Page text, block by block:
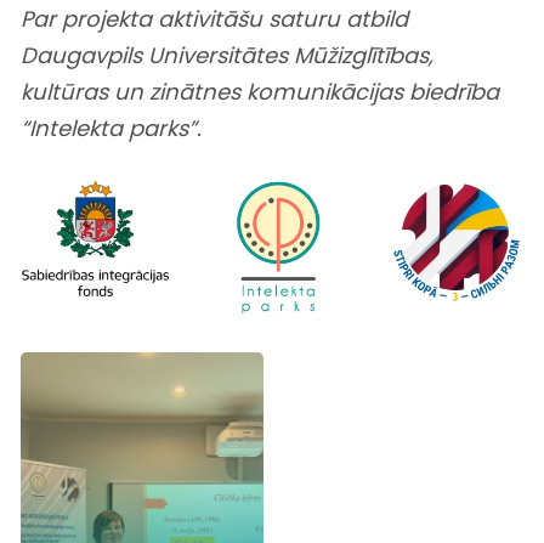
Par projekta aktivitāšu saturu atbild
Daugavpils Universitātes Mūžizglītības,
kultūras un zinātnes komunikācijasbiedrība
“Intelekta parks”.